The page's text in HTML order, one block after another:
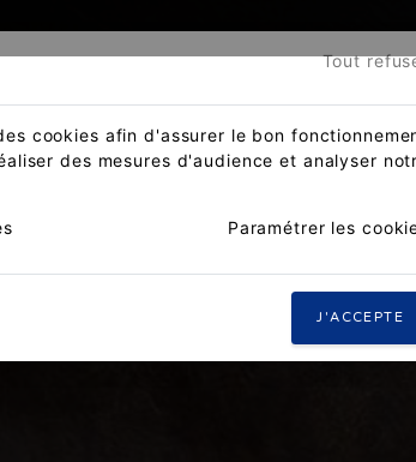
Tout
cookies afin d'assurer le bon
des mesures d'audience et analyser
Paramétrer les
J'ACCEPTE